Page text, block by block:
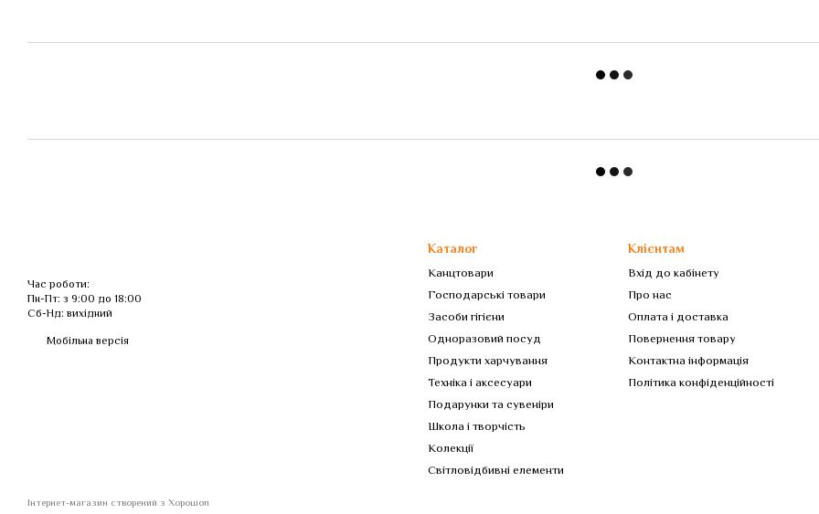
Час роботи:
Пн-Пт: з 9:00 до 18:00
Сб-Нд: вихідний
Мобільна версія
Інтернет-магазин створений з Хорошоп
Каталог
Канцтовари
Господарські товари
Засоби гігієни
Одноразовий посуд
Продукти харчування
Техніка і аксесуари
Подарунки та сувеніри
Школа і творчість
Колекції
Світловідбивні елементи
Клієнтам
Вхід до кабінету
Про нас
Оплата і доставка
Повернення товару
Контактна інформація
Політика конфіденційності